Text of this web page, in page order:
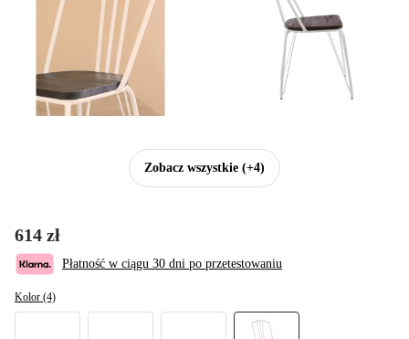
Zobacz wszystkie (+4)
614 zł
Płatność w ciągu 30 dni po przetestowaniu
Kolor (4)